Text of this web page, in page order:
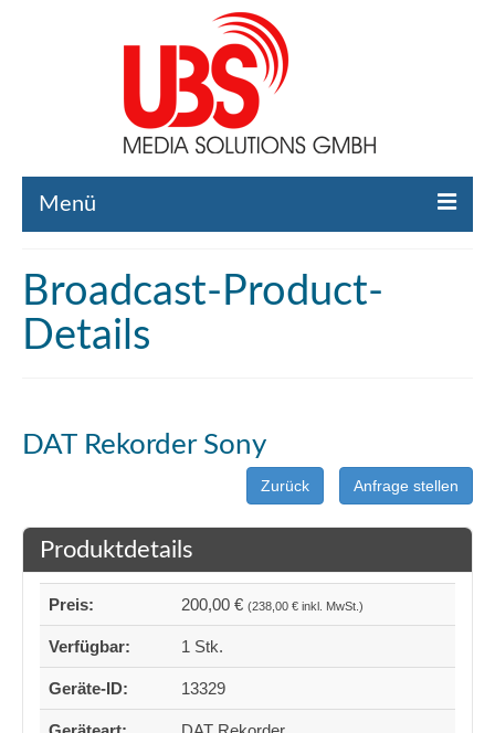
Menü
Liste gebrauchte Broadcast-Technik
Broadcast-Technik Verleih
Broadcast-Product-
Details
DAT Rekorder Sony
Zurück Anfrage stellen
Produktdetails
Preis: 200,00 € (238,00 € inkl. MwSt.)
Verfügbar: 1 Stk.
Geräte-ID: 13329